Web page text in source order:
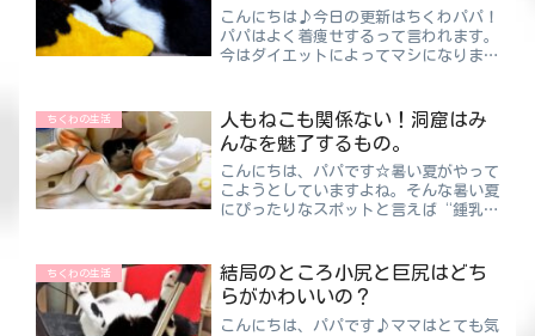
こんにちは♪今日の更新はちくわパパ！
パパはよく着痩せするって言われます。
今はダイエットによってマシになりまし
時やお腹を触られた時は驚かれます。そ
して今日はちくわの着痩せ...
ちくわの生活
人もねこも関係ない！洞窟はみ
んなを魅了するもの。
こんにちは、パパです☆暑い夏がやって
こようとしていますよね。そんな暑い夏
にぴったりなスポットと言えば“鍾乳洞
い🥶ちくわパパ洞窟ってワードは冒険心
がくすぐられます。男だけ...
ちくわの生活
結局のところ小尻と巨尻はどち
らがかわいいの？
こんにちは、パパです♪ママはとても気